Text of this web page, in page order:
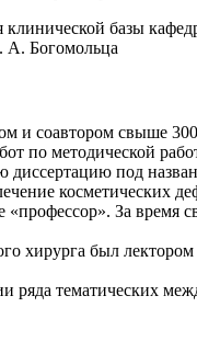
клинической базы
А. Богомольца
и соавтором свыше
по методической
под
косметических
«профессор». За время
хирурга был
ряда тематических